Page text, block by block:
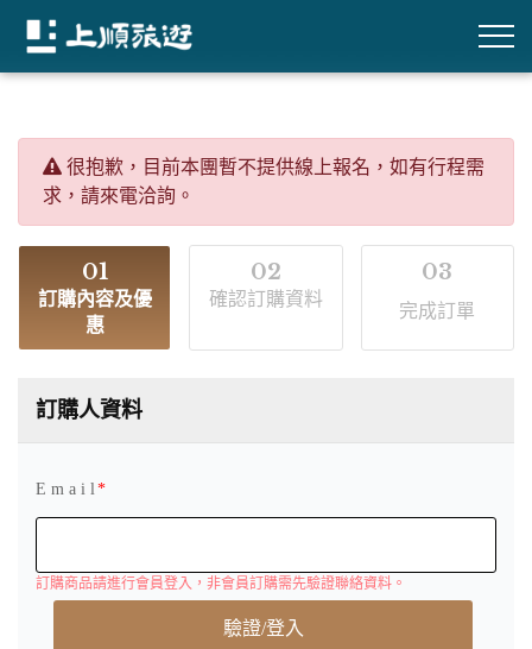
很抱歉，目前本團暫不提供線上報名，如有行程需
求，請來電洽詢。
01
訂購內容及優
惠
02
確認訂購資料
03
完成訂單
訂購人資料
E m a i l
訂購商品請進行會員登入，非會員訂購需先驗證聯絡資料。
驗證/登入